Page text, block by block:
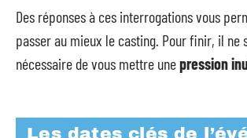
Des réponses à ces interrogations vous
passer au mieux le casting. Pour finir, il ne
nécessaire de vous mettre unepression
Les dates clés de